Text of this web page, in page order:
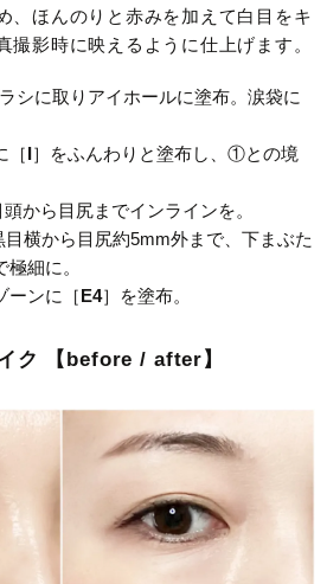
、ほんのりと赤みを加えて白目をキ
撮影時に映えるように仕上げます。
シに取りアイホールに塗布。涙袋に
［I］をふんわりと塗布し、①との境
から目尻までインラインを。
目横から目尻約5mm外まで、下まぶた
細に。
ーンに［E4］を塗布。
ク 【before / after】